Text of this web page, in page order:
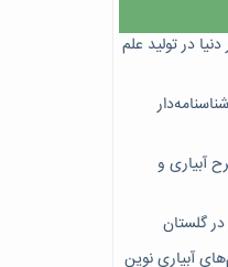
برتر دنیا در تولید علم
شناسنامه‌دار
طرح آبیاری و
گلستان
آبیاری نوین